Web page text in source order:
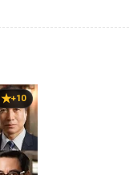
+10